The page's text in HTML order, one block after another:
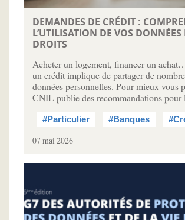
DEMANDES DE CRÉDIT :
L’UTILISATION DE VOS DONNÉES
DROITS
Acheter un logement, financer un
un crédit implique de partager de
données personnelles. Pour mieux vous
CNIL publie des recommandations
#Particulier #Banques
07 mai 2026